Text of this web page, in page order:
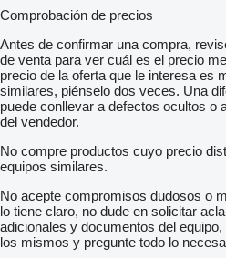
Comprobación de precios
Antes de confirmar una compra,
de venta para ver cuál es el precio
precio de la oferta que le interesa es
similares, piénselo dos veces. Una
puede conllevar a defectos ocultos o
del vendedor.
No compre productos cuyo precio
equipos similares.
No acepte compromisos dudosos o
lo tiene claro, no dude en solicitar
adicionales y documentos del
los mismos y pregunte todo lo